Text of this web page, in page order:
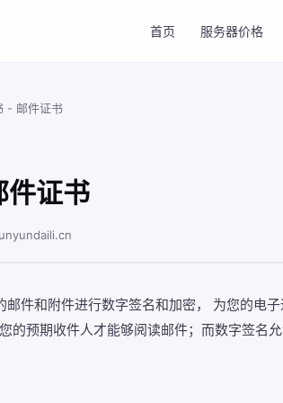
首页 服务器价格
- 邮件证书
件证书
件和附件进行数字签名和加密， 为您的电
的预期收件人才能够阅读邮件；而数字签名